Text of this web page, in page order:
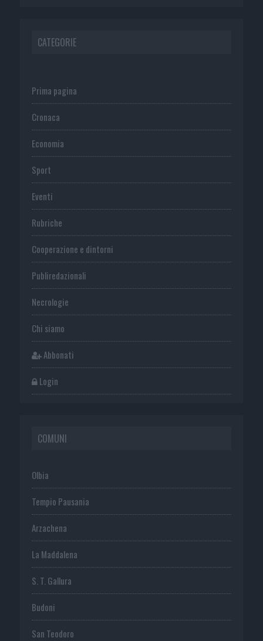
CATEGORIE
Prima pagina
Cronaca
Economia
Sport
Eventi
Rubriche
Cooperazione e dintorni
Publiredazionali
Necrologie
Chi siamo
Abbonati
Login
COMUNI
Olbia
Tempio Pausania
Arzachena
La Maddalena
S. T. Gallura
Budoni
San Teodoro